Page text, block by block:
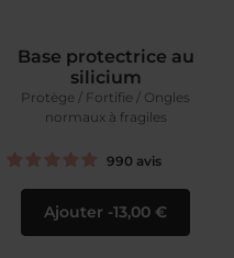
Base protectrice au
silicium
Protège / Fortifie / Ongles
normaux à fragiles
990 avis
Ajouter 13,00 €